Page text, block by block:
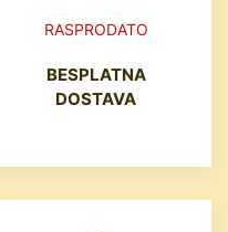
RASPRODATO
BESPLATNA
DOSTAVA